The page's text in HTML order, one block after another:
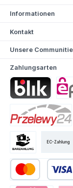
Informationen
Kontakt
Unsere
Zahlungsarten
EC-Zahlung